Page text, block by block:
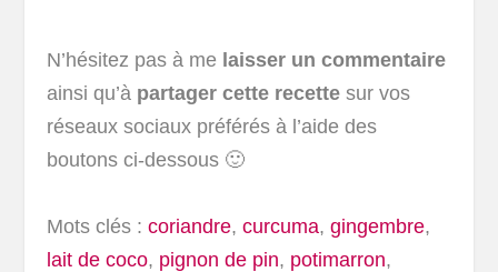
N’hésitez pas à me laisser un commentaire
ainsi qu’à partager cette recette sur vos
réseaux sociaux préférés à l’aide des
boutons ci-dessous 🙂
Mots clés : coriandre,curcuma,gingembre,
lait de coco, pignon de pin, potimarron,